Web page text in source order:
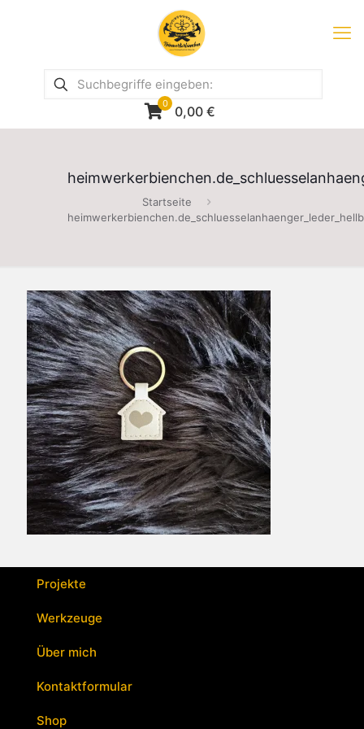
0 0,00 €
Startseite
Projekte
Werkzeuge
Über mich
Kontaktformular
Shop